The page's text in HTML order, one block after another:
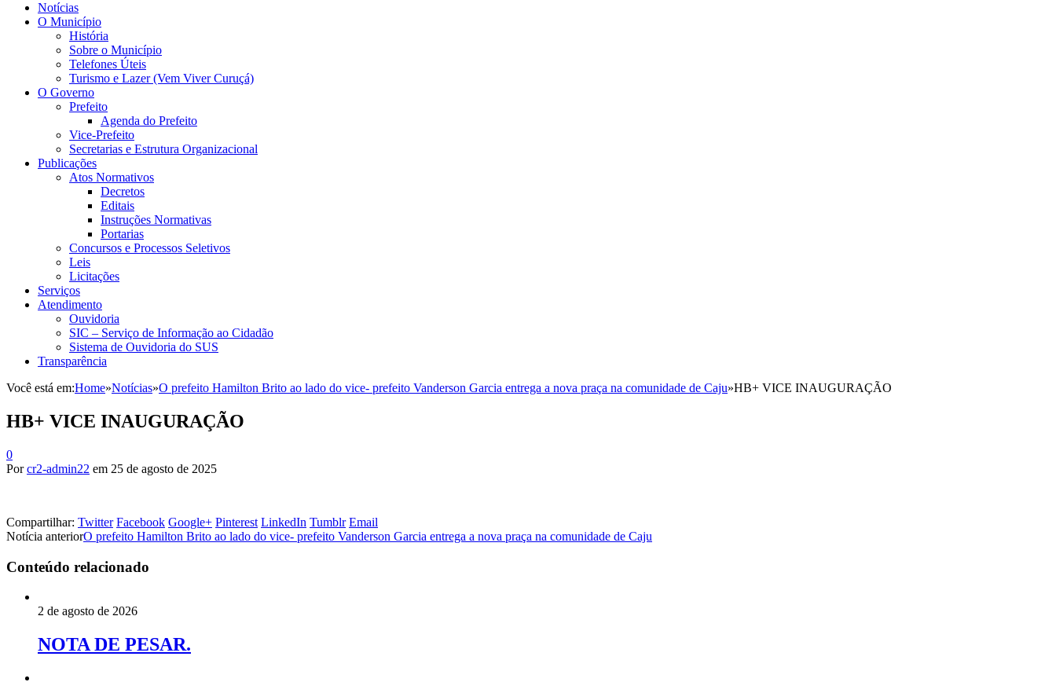
Notícias
O Município
História
Sobre o Município
Telefones Úteis
Turismo e Lazer (Vem Viver Curuçá)
O Governo
Prefeito
Agenda do Prefeito
Vice-Prefeito
Secretarias e Estrutura Organizacional
Publicações
Atos Normativos
Decretos
Editais
Instruções Normativas
Portarias
Concursos e Processos Seletivos
Leis
Licitações
Serviços
Atendimento
Ouvidoria
SIC – Serviço de Informação ao Cidadão
Sistema de Ouvidoria do SUS
Transparência
Você está em:Home»Notícias»O prefeito Hamilton Brito ao lado do vice- prefeito Vanderson Garcia entrega a nova praça na comunidade de Caju»HB+ VICE INAUGURAÇÃO
HB+ VICE INAUGURAÇÃO
0
Porcr2-admin22 em 25 de agosto de 2025
Compartilhar: Twitter Facebook Google+ Pinterest LinkedIn Tumblr Email
Notícia anteriorO prefeito Hamilton Brito ao lado do vice- prefeito Vanderson Garcia entrega a nova praça na comunidade de Caju
Conteúdo relacionado
2 de agosto de 2026
NOTA DE PESAR.